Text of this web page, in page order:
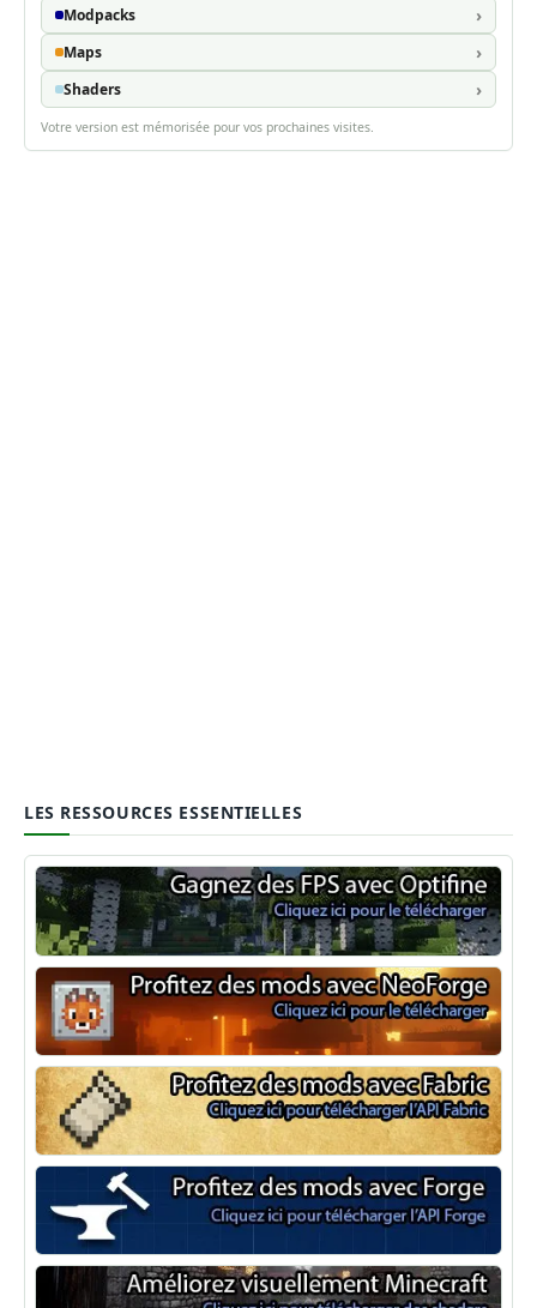
Modpacks
Maps
Shaders
Votre version est mémorisée pour vos prochaines visites.
LES RESSOURCES ESSENTIELLES
Optifine
NeoForge
Minecraft Fabric
Minecraft Forge